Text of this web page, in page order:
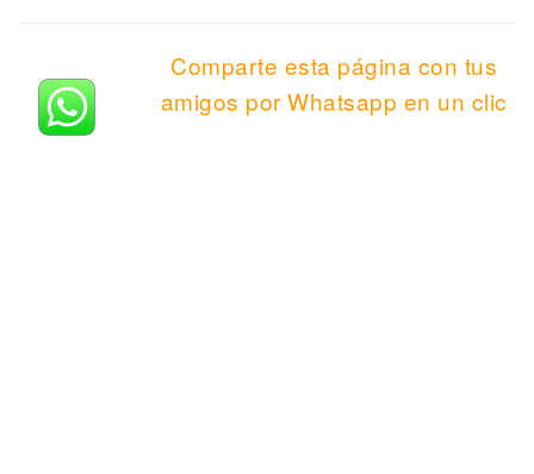
Comparte esta página con tus
amigos por Whatsapp en un clic